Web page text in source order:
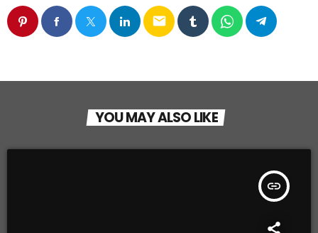
email
YOU MAY ALSO LIKE
insert_link